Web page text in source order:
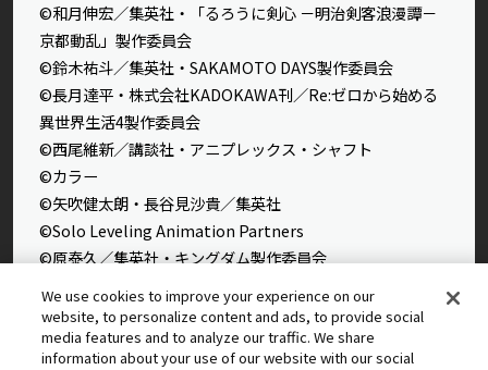
©和月伸宏／集英社・「るろうに剣心 －明治剣客浪漫譚－
京都動乱」製作委員会
©鈴木祐斗／集英社・SAKAMOTO DAYS製作委員会
©長月達平・株式会社KADOKAWA刊／Re:ゼロから始める
異世界生活4製作委員会
©西尾維新／講談社・アニプレックス・シャフト
©カラー
©矢吹健太朗・長谷見沙貴／集英社
©Solo Leveling Animation Partners
©原泰久／集英社・キングダム製作委員会
©石田スイ／集英社・東京喰種製作委員会
©石田スイ／集英社・東京喰種：re製作委員会
©外薗健／集英社
We use cookies to improve your experience on our
website, to personalize content and ads, to provide social
media features and to analyze our traffic. We share
information about your use of our website with our social